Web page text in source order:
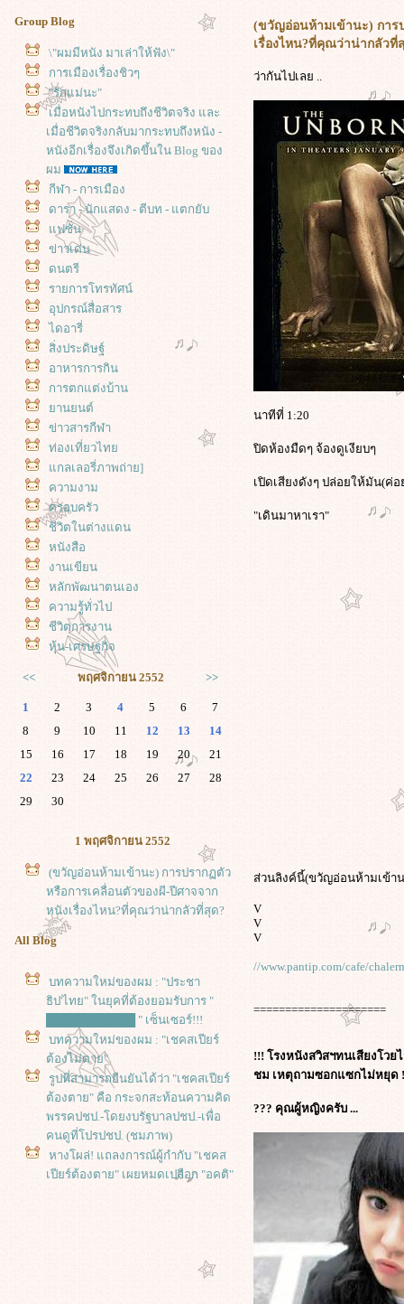
Group Blog
\"ผมมีหนัง มาเล่าให้ฟัง\"
การเมืองเรื่องชิวๆ
"รักแม่นะ"
เมื่อหนังไปกระทบถึงชีวิตจริง และ
เมื่อชีวิตจริงกลับมากระทบถึงหนัง -
หนังอีกเรื่องจึงเกิดขึ้นใน Blog ของ
ผม
กีฬา - การเมือง
ดารา - นักแสดง - ตีบท - แตกยับ
ฟชั่น
ข่าวเด่น
ดนตรี
รายการโทรทัศน์
อุปกรณ์สื่อสาร
ไดอารี่
สิ่งประดิษฐ์
อาหารการกิน
การตกแต่งบ้าน
านยนต์
ข่าวสารกีฬา
ท่องเที่ยวไท
กลเลอรี่ภาพถ่าย]
ความงาม
ครอบครัว
ชีวิตในต่างแดน
หนังสือ
งานเขียน
หลักพัฒนาตนเอง
ความรู้ทั่วไป
ชีวิตการงาน
หุ้น-เศรษฐกิจ
<< พฤศจิกายน 2552 >>
1 2 3 4 5 6
7
8
9 10 11 12 13
14
15
16 17 18 19 20
21
22
23 24 25 26 27
28
29
30
1 พฤศจิกายน 2552
(ขวัญอ่อนห้ามเข้านะ) การปรากฏตัว
หรือการเคลื่อนตัวของผี-ปีศาจจาก
หนังเรื่องไหน?ที่คุณว่าน่ากลัวที่สุด?
All Blog
บทความใหม่ของผม : "ประชา
ธิป'ไทย" ในยุคที่ต้องยอมรับการ "
███████████ " เซ็นเซอร์!!!
บทความใหม่ของผม : "เชคสเปียร์
ต้องไม่ตาย"
รูปที่สามารถยืนยันได้ว่า "เชคสเปียร์
ต้องตาย" คือ กระจกสะท้อนความคิด
พรรคปชป.-โดยงบรัฐบาลปชป.-เพื่อ
คนดูที่โปรปชป. (ชมภาพ)
หางโผล่! แถลงการณ์ผู้กำกับ "เชคส
เปียร์ต้องตาย" เผยหมดเปลือก "อคติ"
ถึง "เทศกาลภาพยนตร์เบอร์ลิน"
(ขวัญอ่อนห้ามเข้านะ) การ
เรื่องไหน?ที่คุณว่าน่ากลัวที่
ว่ากันไปเลย ..
นาทีที่ 1:20
ปิดห้องมืดๆ จ้องดูเงียบๆ
เปิดเสียงดังๆ ปล่อยให้มัน(ค่อ
"เดินมาหาเรา"
ส่วนลิงค์นี้(ขวัญอ่อนห้ามเข้า
V
V
V
//www.pantip.com/cafe/
=====================
!!! โรงหนังสวิสฯทนเสียงโว
ชม เหตุถามซอกแซกไม่หยุด
??? คุณผู้หญิงครับ ...